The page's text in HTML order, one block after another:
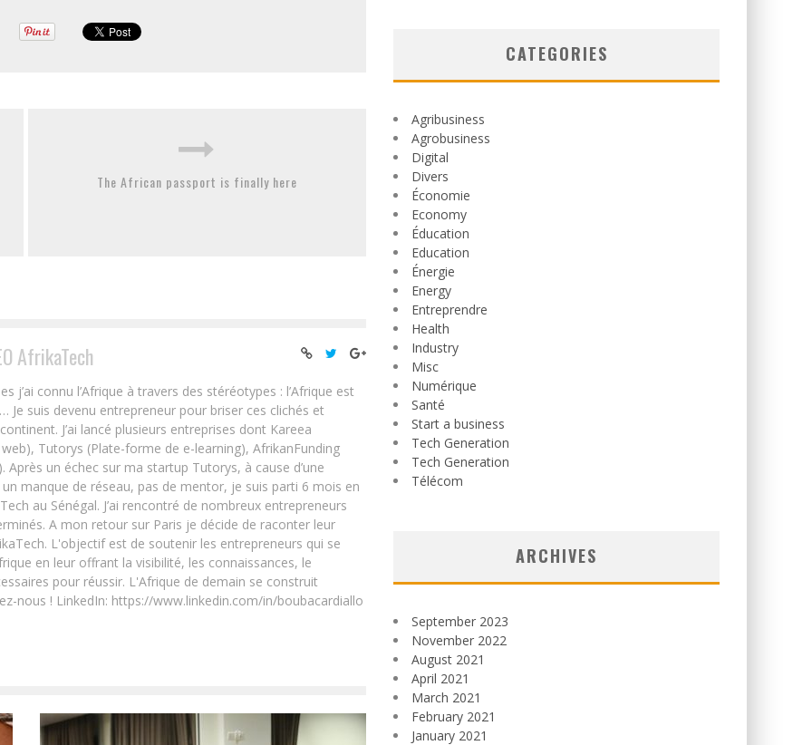
The African passport is finally here
AfrikaTech
j’ai connu l’Afrique à travers des stéréotypes : l’Afrique est
Je suis devenu entrepreneur pour briser ces clichés et
J’ai lancé plusieurs entreprises dont Kareea
Tutorys (Plate-forme de e-learning), AfrikanFunding
un échec sur ma startup Tutorys, à cause d’une
manque de réseau, pas de mentor, je suis parti 6 mois en
au Sénégal. J’ai rencontré de nombreux entrepreneurs
A mon retour sur Paris je décide de raconter leur
L'objectif est de soutenir les entrepreneurs qui se
en leur offrant la visibilité, les connaissances, le
pour réussir. L'Afrique de demain se construit
nous ! LinkedIn: https://www.linkedin.com/in/boubacardiallo
CATEGORIES
Agribusiness
Agrobusiness
Digital
Divers
Économie
Economy
Éducation
Education
Énergie
Energy
Entreprendre
Health
Industry
Misc
Numérique
Santé
Start a business
Tech Generation
Tech Generation
Télécom
ARCHIVES
September 2023
November 2022
August 2021
April 2021
March 2021
February 2021
January 2021